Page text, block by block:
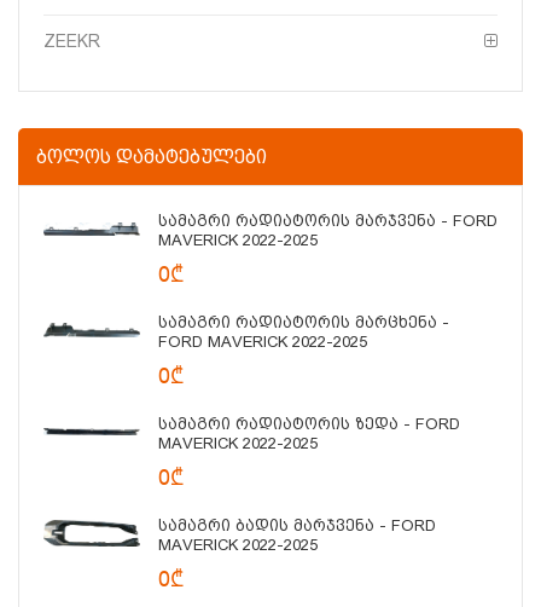
ZEEKR
ᲑᲝᲚᲝᲡ ᲓᲐᲛᲐᲢᲔᲑᲣᲚᲔᲑᲘ
Სამაგრი Რადიატორის Მარჯვენა - FORD
MAVERICK 2022-2025
0₾
Სამაგრი Რადიატორის Მარცხენა -
FORD MAVERICK 2022-2025
0₾
Სამაგრი Რადიატორის Ზედა - FORD
MAVERICK 2022-2025
0₾
Სამაგრი Ბადის Მარჯვენა - FORD
MAVERICK 2022-2025
0₾